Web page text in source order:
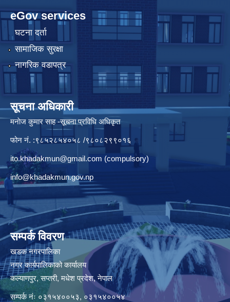
eGov services
घटना दर्ता
सामाजिक सुरक्षा
नागरिक वडापत्र
सूचना अधिकारी
मनाेज कुमार साह -सूचना प्रविधि अधिकृत
फोन नं. :९८५२८५४०५८ /९८०८२९९०१६
ito.khadakmun@gmail.com (compulsory)
info@khadakmun.gov.np
सम्पर्क विवरण
खडक नगरपालिका
नगर कार्यपालिकाको कार्यालय
कल्याणपुर, सप्तरी, मधेश प्रदेश, नेपाल
सम्पर्क नंः ०३१५४००५३, ०३१५४००५४